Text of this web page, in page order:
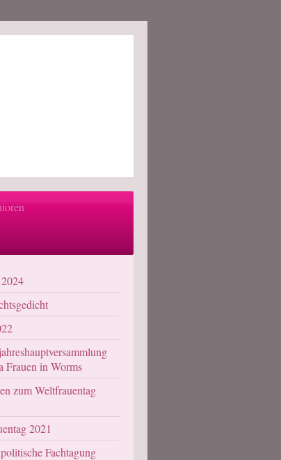
Frauen in Worms
zum Weltfrauentag
2021
Fachtagung